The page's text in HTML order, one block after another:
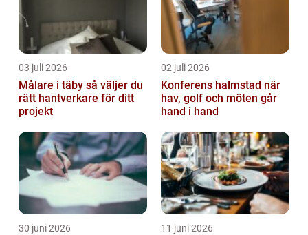
03 juli 2026
Målare i täby så väljer du
rätt hantverkare för ditt
projekt
02 juli 2026
Konferens halmstad när
hav, golf och möten går
hand i hand
30 juni 2026 11 juni 2026